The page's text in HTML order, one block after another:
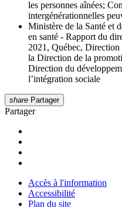
les personnes aînées;
intergénérationnelles
Ministère de la Santé et
en santé - Rapport du
2021, Québec, Direction
la Direction de la
Direction du
l’intégration sociale
share Partager
Partager
Accès à l'information
Accessibilité
Plan du site